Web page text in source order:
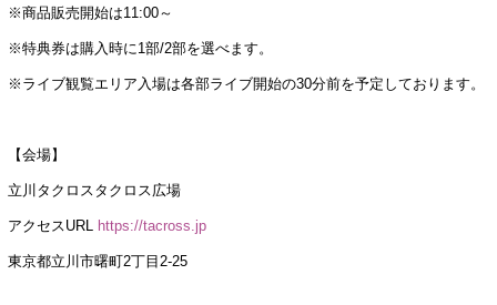
※商品販売開始は11:00～
※特典券は購入時に1部/2部を選べます。
※ライブ観覧エリア入場は各部ライブ開始の30分前を予定しております。
【会場】
立川タクロスタクロス広場
アクセスURL https://tacross.jp
東京都立川市曙町2丁目2-25